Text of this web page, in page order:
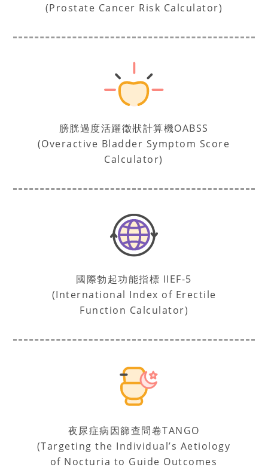
(Prostate Cancer Risk Calculator)
膀胱過度活躍徵狀計算機OABSS
(Overactive Bladder Symptom Score
Calculator)
國際勃起功能指標 IIEF-5
(International Index of Erectile
Function Calculator)
夜尿症病因篩查問卷TANGO
(Targeting the Individual’s Aetiology
of Nocturia to Guide Outcomes